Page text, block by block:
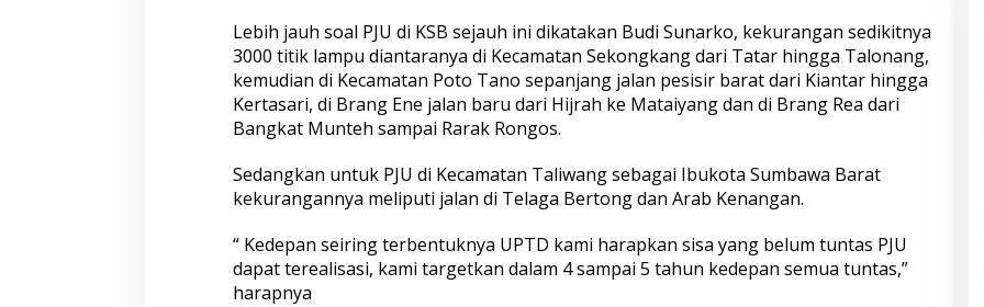
Lebih jauh soal PJU di KSB sejauh ini dikatakan Budi Sunarko, kekurangan sedikitnya
3000 titik lampu diantaranya di Kecamatan Sekongkang dari Tatar hingga Talonang,
kemudian di Kecamatan Poto Tano sepanjang jalan pesisir barat dari Kiantar hingga
Kertasari, di Brang Ene jalan baru dari Hijrah ke Mataiyang dan di Brang Rea dari
Bangkat Munteh sampai Rarak Rongos.
Sedangkan untuk PJU di Kecamatan Taliwang sebagai Ibukota Sumbawa Barat
kekurangannya meliputi jalan di Telaga Bertong dan Arab Kenangan.
“ Kedepan seiring terbentuknya UPTD kami harapkan sisa yang belum tuntas PJU
dapat terealisasi, kami targetkan dalam 4 sampai 5 tahun kedepan semua tuntas,”
harapnya